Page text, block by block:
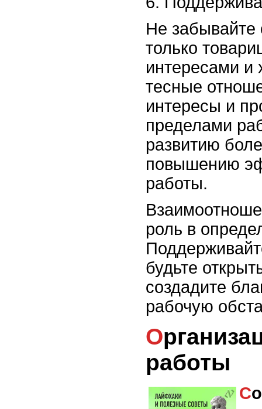
Не забывайте
только
интересами и
тесные
интересы и
пределами
развитию
повышению
работы.
роль в
будьте
создадите
рабочую
Организация и планирование
работы